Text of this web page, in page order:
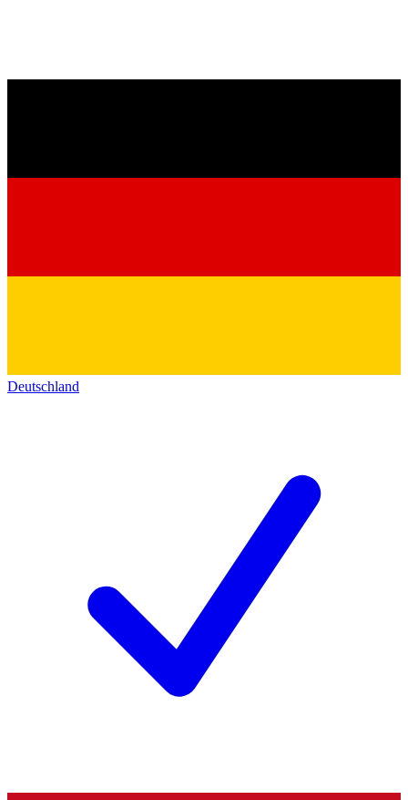
Deutschland